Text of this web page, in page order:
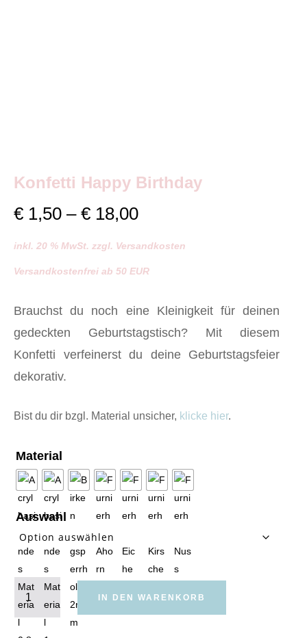
Konfetti Happy Birthday
€ 1,50 – € 18,00Preisspanne:
bis
€ 18,00
inkl. 20 % MwSt. zzgl. Versandkosten
Versandkostenfrei ab 50 EUR
Brauchst du noch eine Kleinigkeit für deinen
gedeckten Geburtstagstisch? Mit diesem
Konfetti verfeinerst du deine Geburtstagsfeier
dekorativ.
Bist du dir bzgl. Material unsicher, klicke hier.
Material
Auswahl
Konfetti
Happy
Birthday
IN DEN WARENKORB